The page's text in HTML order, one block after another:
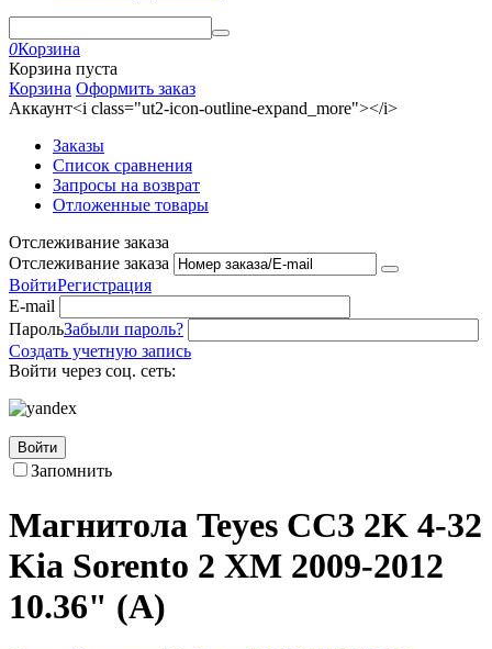
0Корзина
Корзина пуста
Корзина Оформить заказ
Аккаунт<i class="ut2-icon-outline-expand_more"></i>
Заказы
Список сравнения
Запросы на возврат
Отложенные товары
Отслеживание заказа
Отслеживание заказа
ВойтиРегистрация
E-mail
ПарольЗабыли пароль?
Создать учетную запись
Войти через соц. сеть:
Войти
Запомнить
Магнитола Teyes CC3 2K 4-32
Kia Sorento 2 XM 2009-2012
10.36" (A)